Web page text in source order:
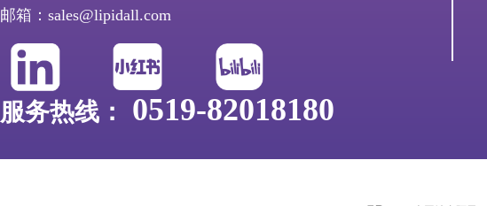
邮箱：sales@lipidall.com
服务热线： 0519-82018180